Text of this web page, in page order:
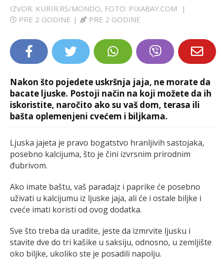
EXTRA
IZVOR: KURIR.RS/MONDO, FOTO: PIXABAY.COM
|
PRE 2 GODINE | PRE 2 GODINE
Nakon što pojedete uskršnja jaja, ne morate da
bacate ljuske. Postoji način na koji možete da ih
iskoristite, naročito ako su vaš dom, terasa ili
bašta oplemenjeni cvećem i biljkama.
Ljuska jajeta je pravo bogatstvo hranljivih sastojaka,
posebno kalcijuma, što je čini izvrsnim prirodnim
đubrivom.
Ako imate baštu, vaš paradajz i paprike će posebno
uživati u kalcijumu iz ljuske jaja, ali će i ostale biljke i
cveće imati koristi od ovog dodatka.
Sve što treba da uradite, jeste da izmrvite ljusku i
stavite dve do tri kašike u saksiju, odnosno, u zemljište
oko biljke, ukoliko ste je posadili napolju.